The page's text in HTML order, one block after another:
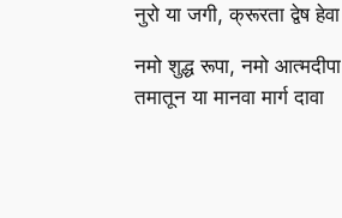
नुरो या जगी, क्रूरता द्वेष हेवा
नमो शुद्ध रूपा, नमो आत्मदीपा
तमातून या मानवा मार्ग दावा